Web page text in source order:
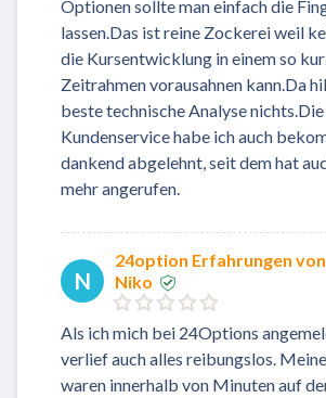
Optionen sollte man einfach die
lassen.Das ist reine Zockerei weil
die Kursentwicklung in einem so
Zeitrahmen vorausahnen kann.Da
beste technische Analyse
Kundenservice habe ich auch
dankend abgelehnt, seit dem hat
mehr angerufen.
N
24option Erfahrungen von
Niko
Als ich mich bei 24Options
verlief auch alles reibungslos.
waren innerhalb von Minuten auf